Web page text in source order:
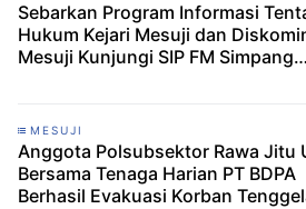
Sebarkan Program Informasi
Hukum Kejari Mesuji dan
Mesuji Kunjungi SIP FM Simpang
MESUJI
Anggota Polsubsektor Rawa Jitu
Bersama Tenaga Harian PT BDPA
Berhasil Evakuasi Korban